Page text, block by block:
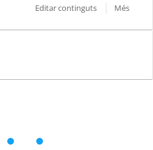
Editar continguts
Més